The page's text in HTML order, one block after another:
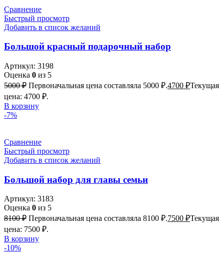
Сравнение
Быстрый просмотр
Добавить в список желаний
Большой красный подарочный набор
Артикул: 3198
Оценка 0 из 5
5000₽ Первоначальная цена составляла 5000 ₽.4700 ₽Текущая
цена: 4700 ₽.
В корзину
-7%
Сравнение
Быстрый просмотр
Добавить в список желаний
Большой набор для главы семьи
Артикул: 3183
Оценка 0 из 5
8100₽ Первоначальная цена составляла 8100 ₽.7500 ₽Текущая
цена: 7500 ₽.
В корзину
-10%